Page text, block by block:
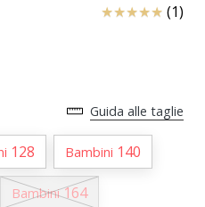
Recensioni(1)
Guida alle taglie
128 Bambini 140
Bambini 164